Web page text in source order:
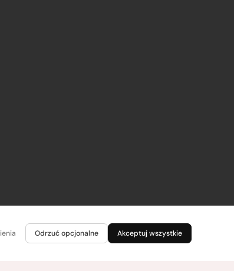
Odrzuć opcjonalne Akceptuj wszystkie